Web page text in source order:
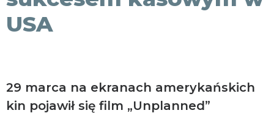
USA
29 marca na ekranach amerykańskich
kin pojawił się film „Unplanned”